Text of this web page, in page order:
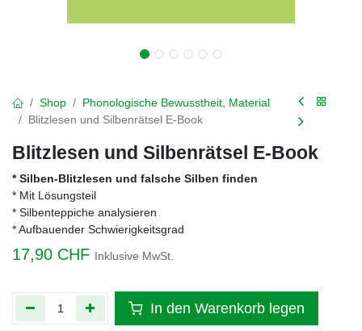
Shop
Phonologische Bewusstheit, Material
Blitzlesen und Silbenrätsel E-Book
Blitzlesen und Silbenrätsel E-Book
* Silben-Blitzlesen und falsche Silben finden
* Mit Lösungsteil
* Silbenteppiche analysieren
* Aufbauender Schwierigkeitsgrad
17,90 CHF Inklusive MwSt.
In den Warenkorb legen